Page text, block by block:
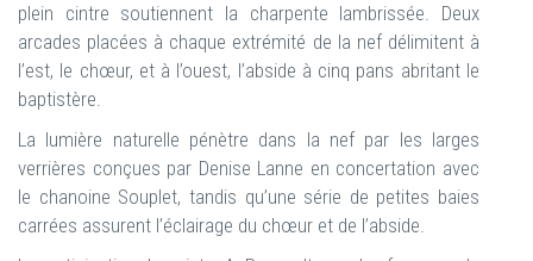
plein cintre soutiennent la charpente lambrissée. Deux
arcades placées à chaque extrémité de la nef délimitent à
l’est, le chœur, et à l’ouest, l’abside à cinq pans abritant le
baptistère.
La lumière naturelle pénètre dans la nef par les larges
verrières conçues par Denise Lanne en concertation avec
le chanoine Souplet, tandis qu’une série de petites baies
carrées assurent l’éclairage du chœur et de l’abside.